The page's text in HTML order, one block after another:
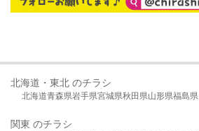
北海道・東北 のチラシ
北海道青森県岩手県宮城県秋田県山形県福島県
関東 のチラシ